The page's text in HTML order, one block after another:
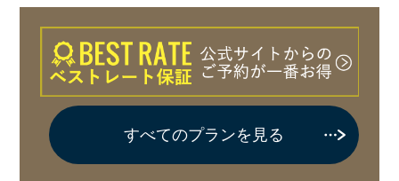
すべてのプランを見る